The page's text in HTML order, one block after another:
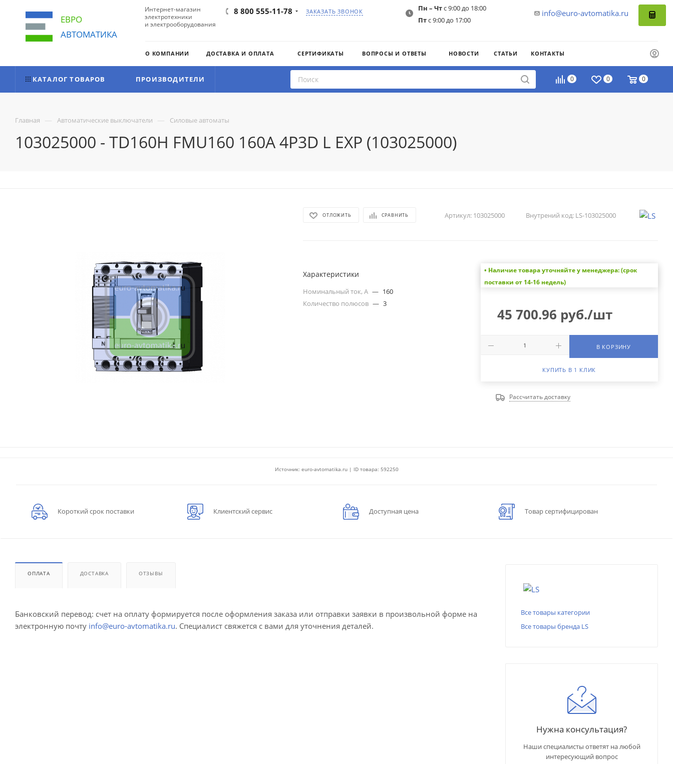
ЕВРО
АВТОМАТИКА
Интернет-магазин
электротехники
и электрооборудования
8 800 555-11-78 ЗАКАЗАТЬ ЗВОНОК info@euro-avtomatika.ru
Пн – Чтс 9:00 до 18:00
Птс 9:00 до 17:00
О КОМПАНИИ ДОСТАВКА И ОПЛАТА СЕРТИФИКАТЫ ВОПРОСЫ И ОТВЕТЫ НОВОСТИ СТАТЬИ КОНТАКТЫ
0 0 0
КАТАЛОГ ТОВАРОВ ПРОИЗВОДИТЕЛИ
Главная — Автоматические выключатели — Силовые автоматы
103025000 - TD160H FMU160 160A 4P3D L EXP (103025000)
ОТЛОЖИТЬ СРАВНИТЬ Артикул: 103025000 Внутрений код: LS-103025000
Характеристики
Номинальный ток, А — 160
Количество полюсов — 3
• Наличие товара уточняйте у менеджера: (срок
поставки от 14-16 недель)
45 700.96 руб./шт
В КОРЗИНУ
КУПИТЬ В 1 КЛИК
Рассчитать доставку
Источник: euro-avtomatika.ru | ID товара: 592250
Короткий срок поставки Клиентский сервис Доступная цена Товар сертифицирован
ОПЛАТА ДОСТАВКА ОТЗЫВЫ
Банковский перевод: счет на оплату формируется после оформления заказа или отправки заявки в произвольной форме на
электронную почту info@euro-avtomatika.ru. Специалист свяжется с вами для уточнения деталей.
Все товары категории
Все товары бренда LS
Нужна консультация?
Наши специалисты ответят на любой
интересующий вопрос